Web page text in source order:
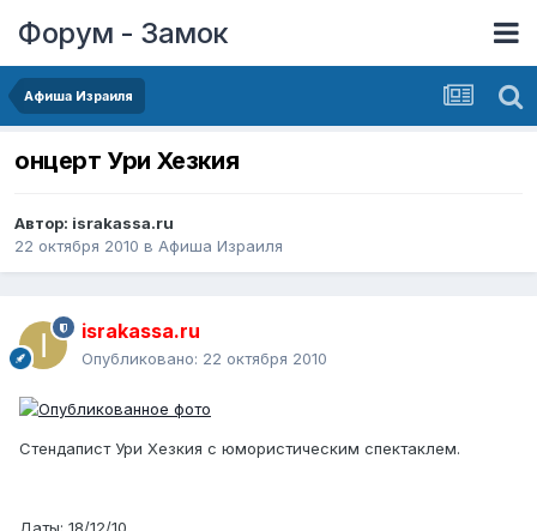
Форум - Замок
Афиша Израиля
онцерт Ури Хезкия
Автор: israkassa.ru
22 октября 2010 в Афиша Израиля
israkassa.ru
Опубликовано: 22 октября 2010
Стендапист Ури Хезкия с юмористическим спектаклем.